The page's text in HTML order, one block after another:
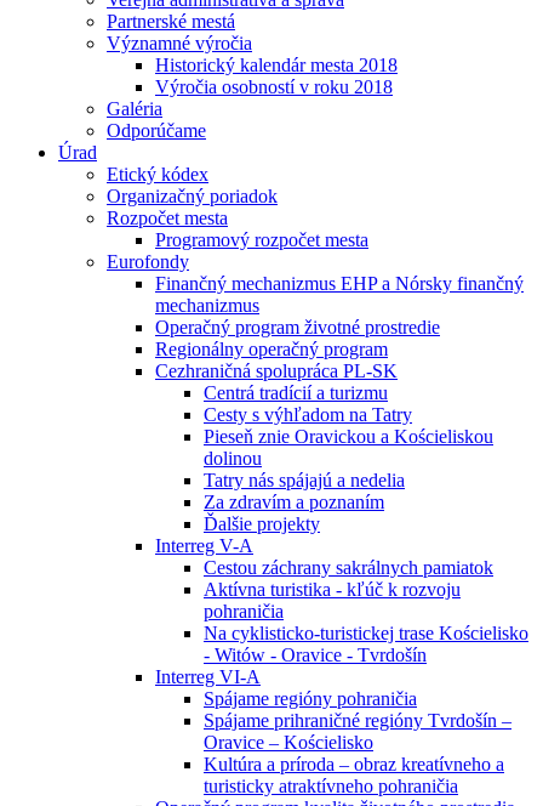
Partnerské mestá
Významné výročia
Historický kalendár mesta 2018
Výročia osobností v roku 2018
Galéria
Odporúčame
Úrad
Etický kódex
Organizačný poriadok
Rozpočet mesta
Programový rozpočet mesta
Eurofondy
Finančný mechanizmus EHP a Nórsky finančný
mechanizmus
Operačný program životné prostredie
Regionálny operačný program
Cezhraničná spolupráca PL-SK
Centrá tradícií a turizmu
Cesty s výhľadom na Tatry
Pieseň znie Oravickou a Kościeliskou
dolinou
Tatry nás spájajú a nedelia
Za zdravím a poznaním
Ďalšie projekty
Interreg V-A
Cestou záchrany sakrálnych pamiatok
Aktívna turistika - kľúč k rozvoju
pohraničia
Na cyklisticko-turistickej trase Kościelisko
- Witów - Oravice - Tvrdošín
Interreg VI-A
Spájame regióny pohraničia
Spájame prihraničné regióny Tvrdošín –
Oravice – Kościelisko
Kultúra a príroda – obraz kreatívneho a
turisticky atraktívneho pohraničia